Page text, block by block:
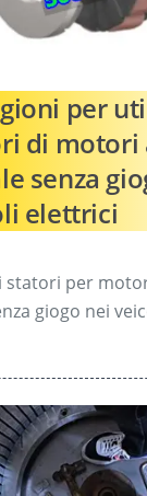
per
di motori
senza
elettrici
statori per
giogo nei